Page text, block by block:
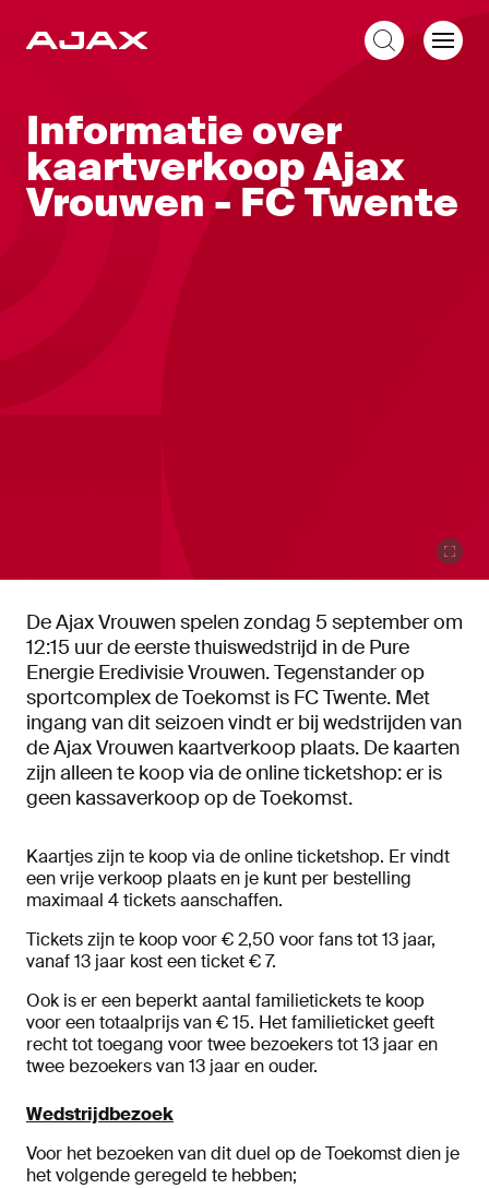
Informatie over
kaartverkoop Ajax
Vrouwen - FC Twente
De Ajax Vrouwen spelen zondag 5 september om
12:15 uur de eerste thuiswedstrijd in de Pure
Energie Eredivisie Vrouwen. Tegenstander op
sportcomplex de Toekomst is FC Twente. Met
ingang van dit seizoen vindt er bij wedstrijden van
de Ajax Vrouwen kaartverkoop plaats. De kaarten
zijn alleen te koop via de online ticketshop: er is
geen kassaverkoop op de Toekomst.
Kaartjes zijn te koop via de online ticketshop. Er vindt
een vrije verkoop plaats en je kunt per bestelling
maximaal 4 tickets aanschaffen.
Tickets zijn te koop voor € 2,50 voor fans tot 13 jaar,
vanaf 13 jaar kost een ticket € 7.
Ook is er een beperkt aantal familietickets te koop
voor een totaalprijs van € 15. Het familieticket geeft
recht tot toegang voor twee bezoekers tot 13 jaar en
twee bezoekers van 13 jaar en ouder.
Wedstrijdbezoek
Voor het bezoeken van dit duel op de Toekomst dien je
het volgende geregeld te hebben;